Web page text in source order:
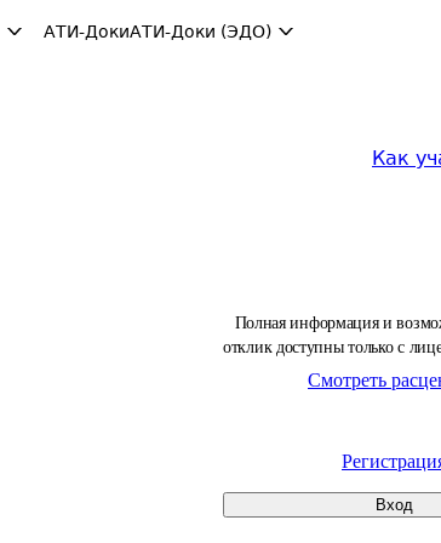
АТИ-ДокиАТИ-Доки (ЭДО)
Как
Полная информация и
отклик доступны только с
Смотреть
Вход